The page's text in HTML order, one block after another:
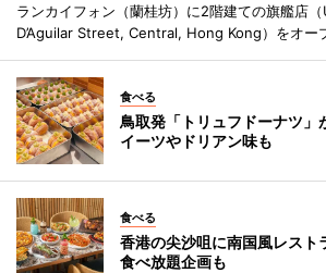
ランカイフォン（蘭桂坊）に2階建ての旗艦店
D’Aguilar Street, Central, Hong Kong）をオー
食べる
鳥取発「トリュフドーナツ
イーツやドリアン味も
食べる
香港の尖沙咀に南国風レス
食べ放題企画も